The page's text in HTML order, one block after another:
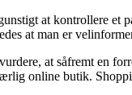
at kontrollere et
at man er
at såfremt en
online butik.